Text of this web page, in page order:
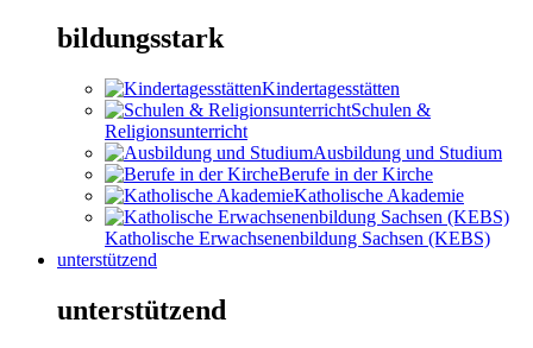
bildungsstark
Kindertagesstätten
Schulen &
Religionsunterricht
Ausbildung und Studium
Berufe in der Kirche
Katholische Akademie
Katholische Erwachsenenbildung Sachsen (KEBS)
unterstützend
unterstützend